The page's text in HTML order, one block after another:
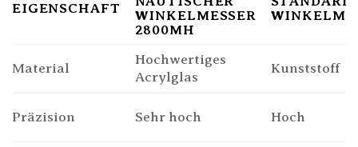
EIGENSCHAFT
WINKELMESSER
2800MH
Material
Hochwertiges
Acrylglas
Kunststoff
Präzision Sehr hoch Hoch